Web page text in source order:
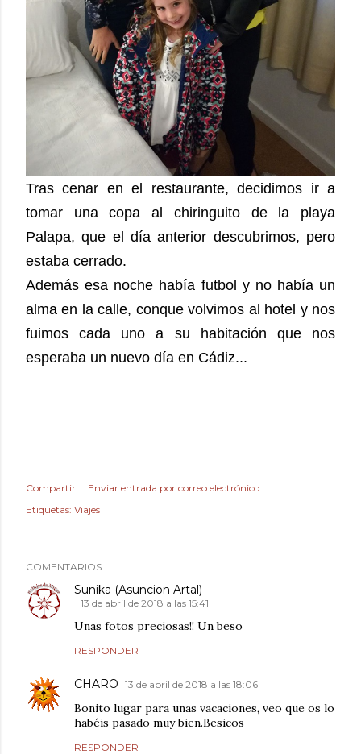
Tras cenar en el restaurante, decidimos ir a
tomar una copa al chiringuito de la playa
Palapa, que el día anterior descubrimos, pero
estaba cerrado.
Además esa noche había futbol y no había un
alma en la calle, conque volvimos al hotel y nos
fuimos cada uno a su habitación que nos
esperaba un nuevo día en Cádiz...
Compartir
Enviar entrada por correo electrónico
Etiquetas: Viajes
COMENTARIOS
Sunika (Asuncion Artal)
13 de abril de 2018 a las 15:41
Unas fotos preciosas!! Un beso
RESPONDER
CHARO 13 de abril de 2018 a las 18:06
Bonito lugar para unas vacaciones, veo que os lo
habéis pasado muy bien.Besicos
RESPONDER